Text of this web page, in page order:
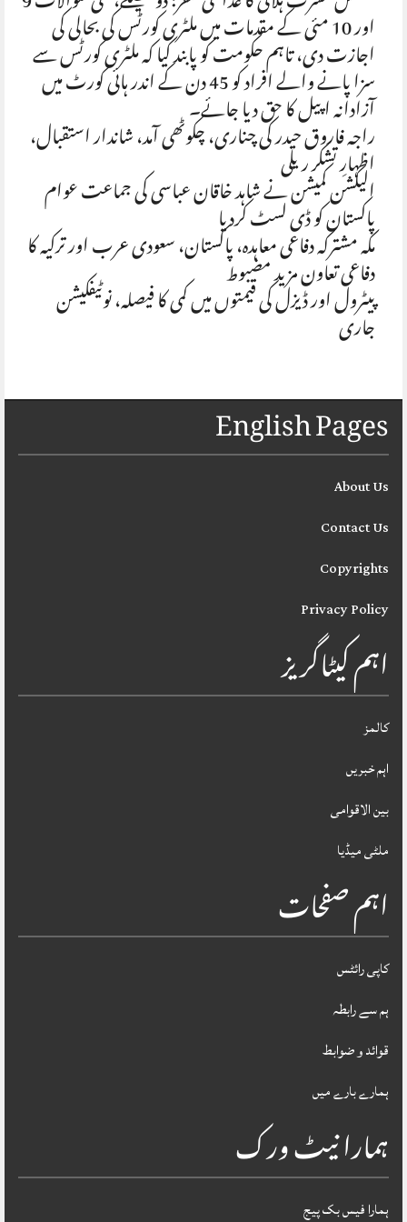
اور 10 مئی کے مقدمات میں ملٹری کورٹس کی بحالی کی
اجازت دی، تاہم حکومت کو پابند کیا کہ ملٹری کورٹس سے
سزا پانے والے افراد کو 45 دن کے اندر ہائی کورٹ میںآزادانہ اپیل کا حق دیا جائے۔
راجہ فاروق حیدر کی چناری، چکوٹھی آمد، شاندار استقبال،
اظہارِ تشکر ریلی
الیکشن کمیشن نے شاہد خاقان عباسی کی جماعت عوام
پاکستان کو ڈی لسٹ کردیا
مکہ مشترکہ دفاعی معاہدہ، پاکستان، سعودی عرب اور ترکیہ کا
دفاعی تعاون مزید مضبوط
پیٹرول اور ڈیزل کی قیمتوں میں کمی کا فیصلہ، نوٹیفکیشن
جاری
English Pages
About Us
Contact Us
Copyrights
Privacy Policy
اہم کیٹاگریز
کالمز
اہم خبریں
بین الاقوامی
ملٹی میڈیا
اہم صفحات
کاپی رائٹس
ہم سے رابطہ
قوائد و ضوابط
ہمارے بارے میں
ہمارا نیٹ ورک
ہمارا فیس بک پیج